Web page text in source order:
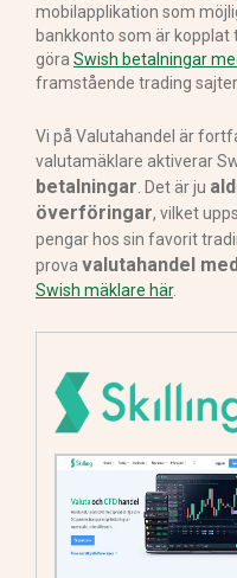
mobilapplikation som
bankkonto som är
göra Swish betalningar
framstående trading
Vi på Valutahandel är
valutamäklare aktiverar
betalningar . Det är ju
överföringar, vilket
pengar hos sin favorit
prova valutahandel
Swish mäklare här.